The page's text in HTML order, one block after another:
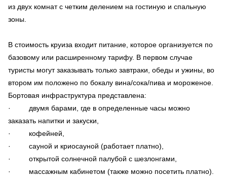
из двух комнат с четким делением на гостиную и спальную
зоны.
В стоимость круиза входит питание, которое организуется по
базовому или расширенному тарифу. В первом случае
туристы могут заказывать только завтраки, обеды и ужины, во
втором им положено по бокалу вина/сока/пива и мороженое.
Бортовая инфраструктура представлена:
· двумя барами, где в определенные часы можно
заказать напитки и закуски,
· кофейней,
· сауной и криосауной (работает платно),
· открытой солнечной палубой с шезлонгами,
· массажным кабинетом (также можно посетить платно).